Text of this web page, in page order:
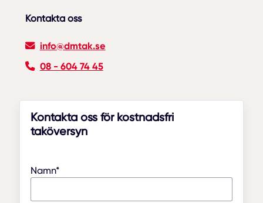
Kontakta oss
info@dmtak.se
08 - 604 74 45
Kontakta oss för kostnadsfri
taköversyn
Namn*